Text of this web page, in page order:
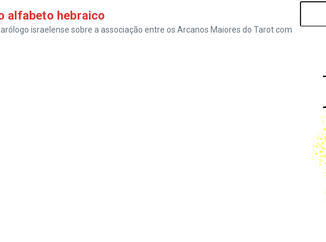
alfabeto hebraico
israelense sobre a associação entre os Arcanos Maiores do Tarot com